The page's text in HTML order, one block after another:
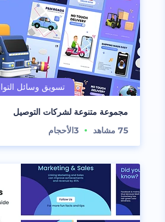
مجموعة متنوعة لشركات التوصيل
75 مشاهد 3الأحجام